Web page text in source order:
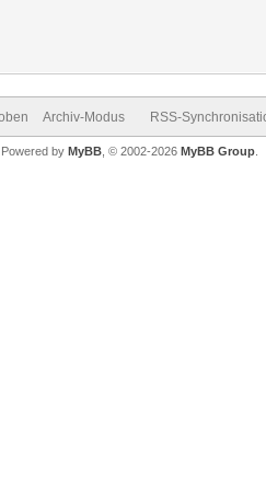
Archiv-Modus RSS-
, Powered by MyBB , © 2002-2026 MyBB Group